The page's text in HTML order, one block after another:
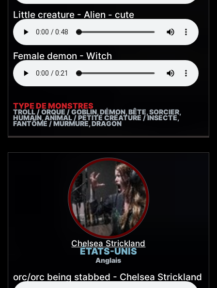
Little creature - Alien - cute
Female demon - Witch
TYPE DE MONSTRES
TROLL / ORQUE / GOBLIN, DÉMON, BÊTE, SORCIER,
HUMAIN, ANIMAL / PETITE CRÉATURE / INSECTE,
FANTÔME / MURMURE, DRAGON
Chelsea Strickland
ÉTATS-UNIS
Anglais
orc/orc being stabbed - Chelsea Strickland